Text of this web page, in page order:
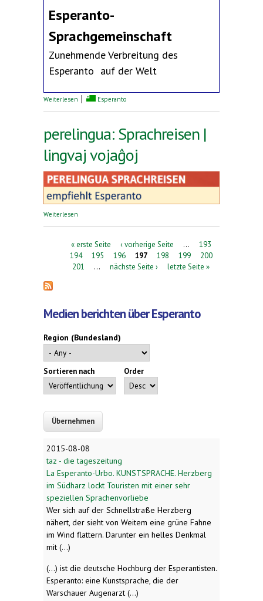
Esperanto-
Sprachgemeinschaft
Zunehmende Verbreitung des
Esperanto auf der Welt
Weiterlesen über Erklärung des Deutschen Esperanto-Bundes
Esperanto
perelingua: Sprachreisen |
lingvaj vojaĝoj
Weiterlesen
Seiten« erste Seite ‹ vorherige Seite …
193
194
195 196 197 198 199
200
201
… nächste Seite › letzte Seite »
Medien berichten über Esperanto
Region (Bundesland)
Sortieren nach Order
2015-08-08
taz - die tageszeitung
La Esperanto-Urbo. KUNSTSPRACHE. Herzberg
im Südharz lockt Touristen mit einer sehr
speziellen Sprachenvorliebe
Wer sich auf der Schnellstraße Herzberg
nähert, der sieht von Weitem eine grüne Fahne
im Wind flattern. Darunter ein helles Denkmal
mit (...)
(...) ist die deutsche Hochburg der Esperantisten.
Esperanto: eine Kunstsprache, die der
Warschauer Augenarzt (...)